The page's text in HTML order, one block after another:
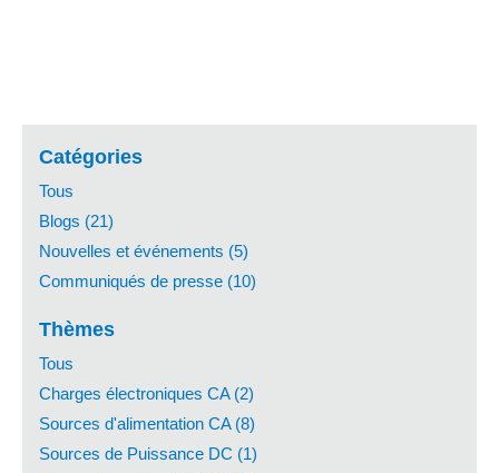
Catégories
Tous
Blogs (21)
Nouvelles et événements (5)
Communiqués de presse (10)
Thèmes
Tous
Charges électroniques CA (2)
Sources d'alimentation CA (8)
Sources de Puissance DC (1)